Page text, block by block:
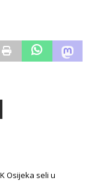
Osijeka seli u